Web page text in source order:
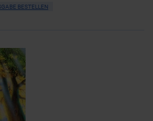
BESTELLEN